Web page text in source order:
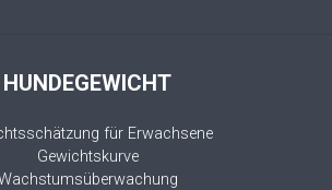
HUNDEGEWICHT
für Erwachsene
Gewichtskurve